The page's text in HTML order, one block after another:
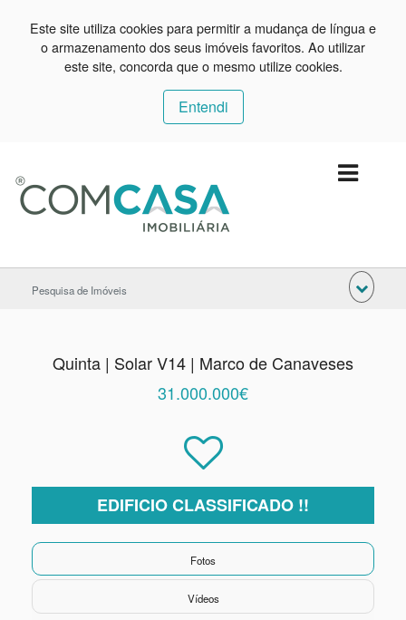
Este site utiliza cookies para permitir a mudança de língua e
o armazenamento dos seus imóveis favoritos. Ao utilizar
este site, concorda que o mesmo utilize cookies.
Entendi
Pesquisa de Imóveis
Quinta | Solar V14 | Marco de Canaveses
31.000.000€
EDIFICIO CLASSIFICADO !!
Fotos
Vídeos